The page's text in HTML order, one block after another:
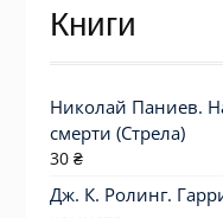
Книги
Николай Паниев.
смерти (Стрела)
30 ₴
Дж. К. Ролинг.